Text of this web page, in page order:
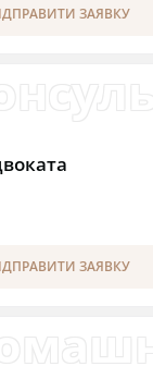
ЗАЯВКУ
ЗАЯВКУ